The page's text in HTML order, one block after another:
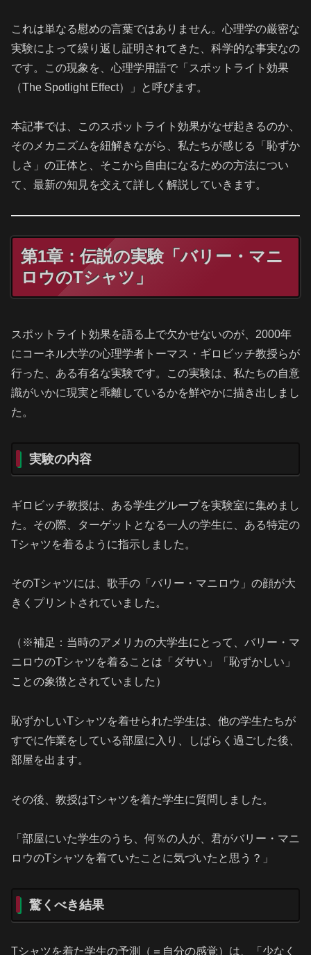
これは単なる慰めの言葉ではありません。心理学の厳密な
実験によって繰り返し証明されてきた、科学的な事実なの
です。この現象を、心理学用語で「スポットライト効果
（The Spotlight Effect）」と呼びます。
本記事では、このスポットライト効果がなぜ起きるのか、
そのメカニズムを紐解きながら、私たちが感じる「恥ずか
しさ」の正体と、そこから自由になるための方法につい
て、最新の知見を交えて詳しく解説していきます。
第1章：伝説の実験「バリー・マニ
ロウのTシャツ」
スポットライト効果を語る上で欠かせないのが、2000年
にコーネル大学の心理学者トーマス・ギロビッチ教授らが
行った、ある有名な実験です。この実験は、私たちの自意
識がいかに現実と乖離しているかを鮮やかに描き出しまし
た。
実験の内容
ギロビッチ教授は、ある学生グループを実験室に集めまし
た。その際、ターゲットとなる一人の学生に、ある特定の
Tシャツを着るように指示しました。
そのTシャツには、歌手の「バリー・マニロウ」の顔が大
きくプリントされていました。
（※補足：当時のアメリカの大学生にとって、バリー・マ
ニロウのTシャツを着ることは「ダサい」「恥ずかしい」
ことの象徴とされていました）
恥ずかしいTシャツを着せられた学生は、他の学生たちが
すでに作業をしている部屋に入り、しばらく過ごした後、
部屋を出ます。
その後、教授はTシャツを着た学生に質問しました。
「部屋にいた学生のうち、何％の人が、君がバリー・マニ
ロウのTシャツを着ていたことに気づいたと思う？」
驚くべき結果
Tシャツを着た学生の予測（＝自分の感覚）は、「少なく